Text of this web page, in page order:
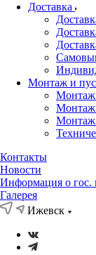
Доставка
Монтаж и
Монтаж
Монтаж
Контакты
Новости
Информация о гос.
Галерея
Ижевск